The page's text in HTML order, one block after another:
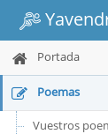
Portada
Poemas
Vuestros